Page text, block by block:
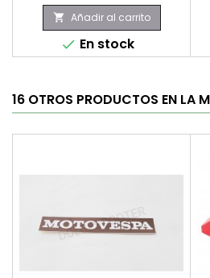
 Añadir al carrito
 En stock
16 OTROS PRODUCTOS EN LA